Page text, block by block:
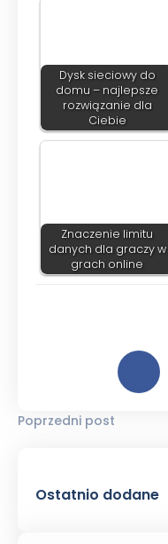
Dysk sieciowy do
domu – najlepsze
rozwiązanie dla
Ciebie
Znaczenie limitu
danych dla graczy w
grach online
Poprzedni post
Ostatnio dodane